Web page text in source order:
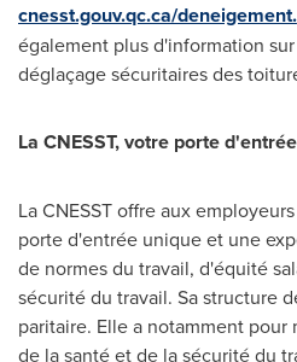
cnesst.gouv.qc.ca/deneigement.
également plus d'information
déglaçage sécuritaires des
La CNESST, votre porte
La CNESST offre aux
porte d'entrée unique et une
de normes du travail, d'équité
sécurité du travail. Sa structure
paritaire. Elle a notamment
de la santé et de la sécurité du